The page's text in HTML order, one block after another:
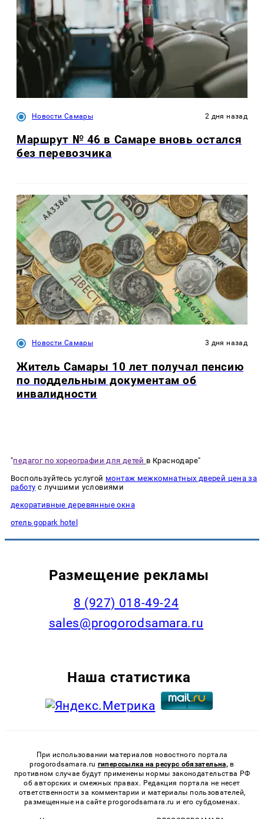
Новости Самары 2 дня назад
Маршрут № 46 в Самаре вновь остался
без перевозчика
Новости Самары 3 дня назад
Житель Самары 10 лет получал пенсию
по поддельным документам об
инвалидности
"педагог по хореографии для детей в Краснодаре"
Воспользуйтесь услугой монтаж межкомнатных дверей цена за
работу с лучшими условиями
декоративные деревянные окна
отель gopark hotel
Размещение рекламы
8 (927) 018-49-24
sales@progorodsamara.ru
Наша статистика
При использовании материалов новостного портала
progorodsamara.ru гиперссылка на ресурс обязательна, в
противном случае будут применены нормы законодательства РФ
об авторских и смежных правах. Редакция портала не несет
ответственности за комментарии и материалы пользователей,
размещенные на сайте progorodsamara.ru и его субдоменах.